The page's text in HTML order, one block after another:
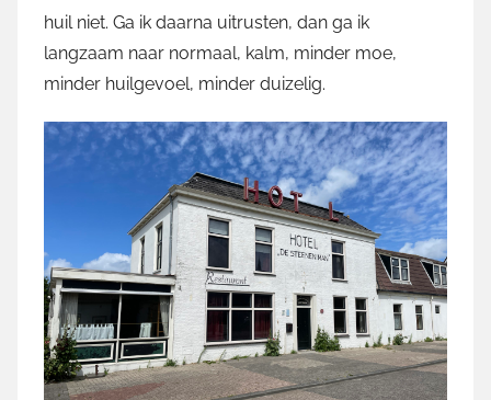
huil niet. Ga ik daarna uitrusten, dan ga ik
langzaam naar normaal, kalm, minder moe,
minder huilgevoel, minder duizelig.